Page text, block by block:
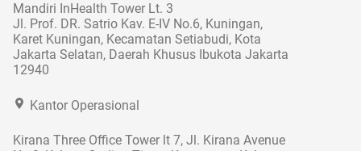
Mandiri InHealth Tower Lt. 3
Jl. Prof. DR. Satrio Kav. E-IV No.6, Kuningan,
Karet Kuningan, Kecamatan Setiabudi, Kota
Jakarta Selatan, Daerah Khusus Ibukota Jakarta
12940
Kantor Operasional
Kirana Three Office Tower lt 7, Jl. Kirana Avenue